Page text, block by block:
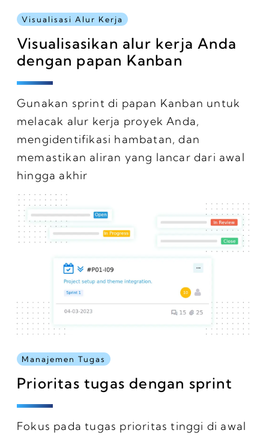
Visualisasi Alur Kerja
Visualisasikan alur kerja Anda
dengan papan Kanban
Gunakan sprint di papan Kanban untuk
melacak alur kerja proyek Anda,
mengidentifikasi hambatan, dan
memastikan aliran yang lancar dari awal
hingga akhir
Manajemen Tugas
Prioritas tugas dengan sprint
Fokus pada tugas prioritas tinggi di awal